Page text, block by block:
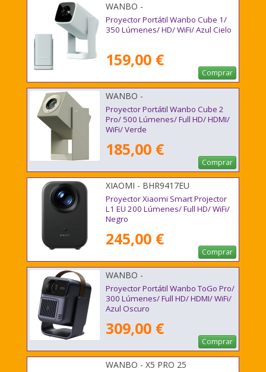
WANBO -
Proyector Portátil Wanbo Cube 1/
350 Lúmenes/ HD/ WiFi/ Azul Cielo
159,00 €
Comprar
WANBO -
Proyector Portátil Wanbo Cube 2
Pro/ 500 Lúmenes/ Full HD/ HDMI/
WiFi/ Verde
185,00 €
Comprar
XIAOMI - BHR9417EU
Proyector Xiaomi Smart Projector
L1 EU 200 Lúmenes/ Full HD/ WiFi/
Negro
245,00 €
Comprar
WANBO -
Proyector Portátil Wanbo ToGo Pro/
300 Lúmenes/ Full HD/ HDMI/ WiFi/
Azul Oscuro
309,00 €
Comprar
WANBO - X5 PRO 25